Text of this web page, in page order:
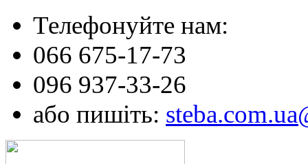
Телефонуйте нам:
066 675-17-73
096 937-33-26
або пишіть: